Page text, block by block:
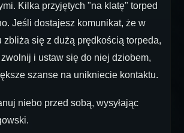
Kilka przyjętych "na klatę" torped
Jeśli dostajesz komunikat, że w
zbliża się z dużą prędkością torpeda,
i ustaw się do niej dziobem,
szanse na unikniecie kontaktu.
niebo przed sobą, wysyłając